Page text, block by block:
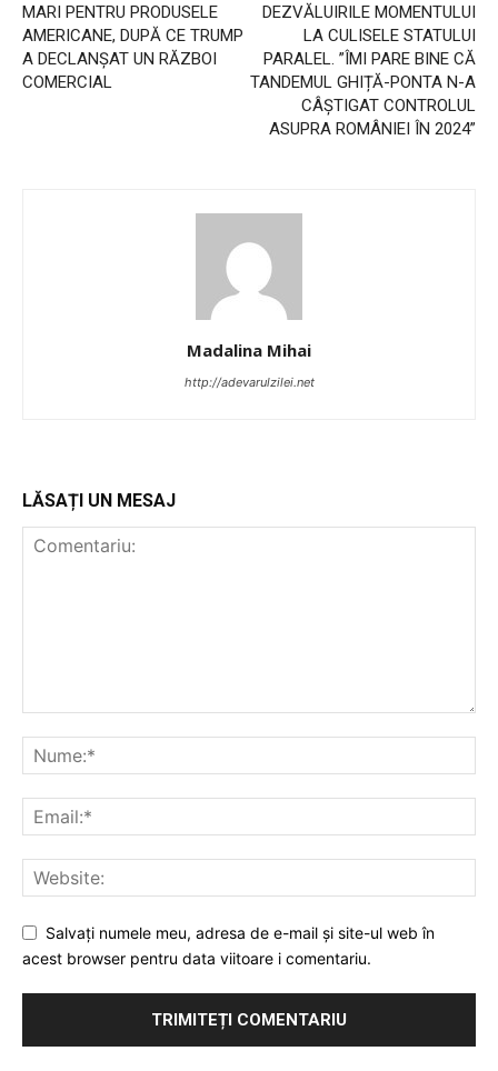
MARI PENTRU PRODUSELE
AMERICANE, DUPĂ CE TRUMP
A DECLANȘAT UN RĂZBOI
COMERCIAL
DEZVĂLUIRILE MOMENTULUI
LA CULISELE STATULUI
PARALEL. ”ÎMI PARE BINE CĂ
TANDEMUL GHIȚĂ-PONTA N-A
CÂȘTIGAT CONTROLUL
ASUPRA ROMÂNIEI ÎN 2024”
Madalina Mihai
http://adevarulzilei.net
LĂSAȚI UN MESAJ
Salvați numele meu, adresa de e-mail și site-ul web în
acest browser pentru data viitoare i comentariu.